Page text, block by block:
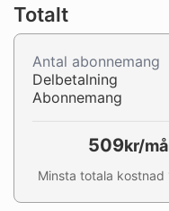
Totalt
Antal abonnemang
Delbetalning
Abonnemang
509kr/
Minsta totala